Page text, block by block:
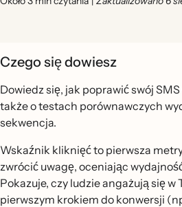
Czego się dowiesz
Dowiedz się, jak poprawić swój
także o testach porównawczych
sekwencja.
Wskaźnik kliknięć to pierwsza
zwrócić uwagę, oceniając
Pokazuje, czy ludzie angażują się w
pierwszym krokiem do konwersji